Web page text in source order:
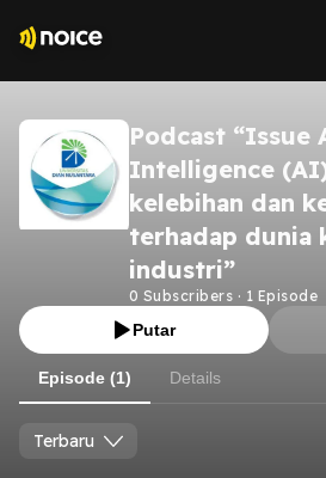
Podcast “Issue
Intelligence
kelebihan dan
terhadap dunia
industri”
0 Subscribers · 1 Episode
Putar
Episode (1) Details
Terbaru